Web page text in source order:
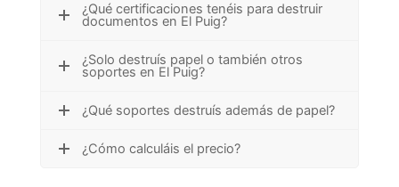
¿Qué certificaciones tenéis para destruir
documentos en El Puig?
¿Solo destruís papel o también otros
soportes en El Puig?
¿Qué soportes destruís además de papel?
¿Cómo calculáis el precio?